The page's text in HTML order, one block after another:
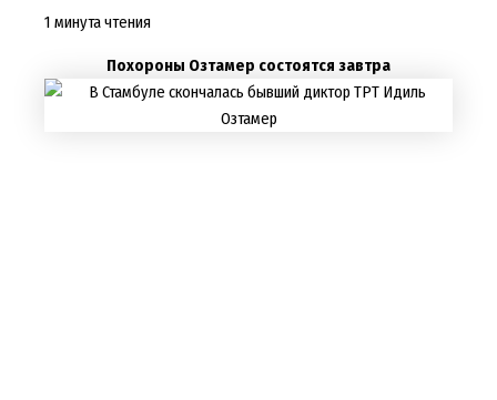
1 минута чтения
Похороны Озтамер состоятся завтра